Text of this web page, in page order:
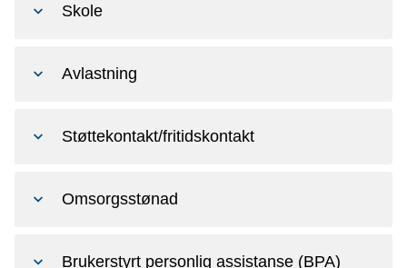
Skole
Avlastning
Støttekontakt/fritidskontakt
Omsorgsstønad
Brukerstyrt personlig assistanse (BPA)